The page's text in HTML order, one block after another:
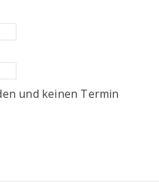
und keinen Termin